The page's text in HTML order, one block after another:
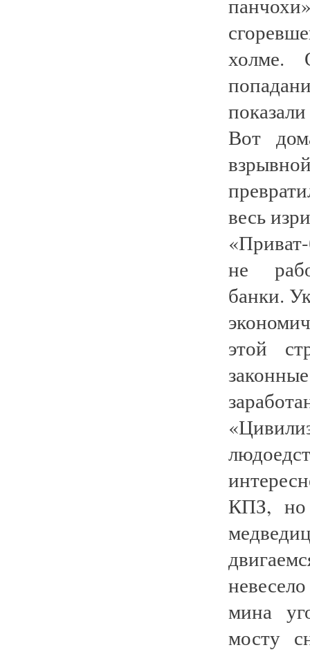
холме.
Вот
весь
не
банки.
этой
КПЗ, но
мина
мосту